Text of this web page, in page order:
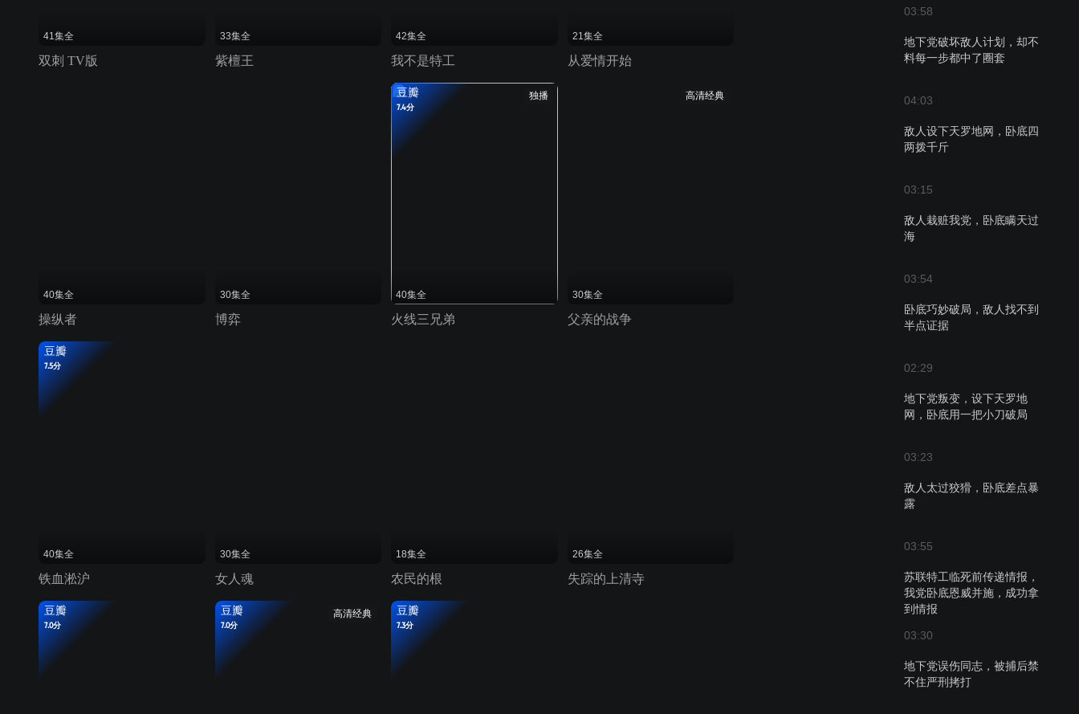
03:58
地下党破坏敌人计划，却不
料每一步都中了圈套
04:03
敌人设下天罗地网，卧底四
两拨千斤
03:15
敌人栽赃我党，卧底瞒天过
海
03:54
卧底巧妙破局，敌人找不到
半点证据
02:29
地下党叛变，设下天罗地
网，卧底用一把小刀破局
03:23
敌人太过狡猾，卧底差点暴
露
03:55
苏联特工临死前传递情报，
我党卧底恩威并施，成功拿
到情报
03:30
地下党误伤同志，被捕后禁
不住严刑拷打
41集全
双刺 TV版
33集全
紫檀王
42集全
我不是特工
21集全
从爱情开始
40集全
操纵者
30集全
博弈
独播
豆瓣
7.4分
40集全
火线三兄弟
高清经典
30集全
父亲的战争
豆瓣
7.5分
40集全
铁血淞沪
30集全
女人魂
18集全
农民的根
26集全
失踪的上清寺
豆瓣
7.0分
高清经典
豆瓣
7.0分
豆瓣
7.3分